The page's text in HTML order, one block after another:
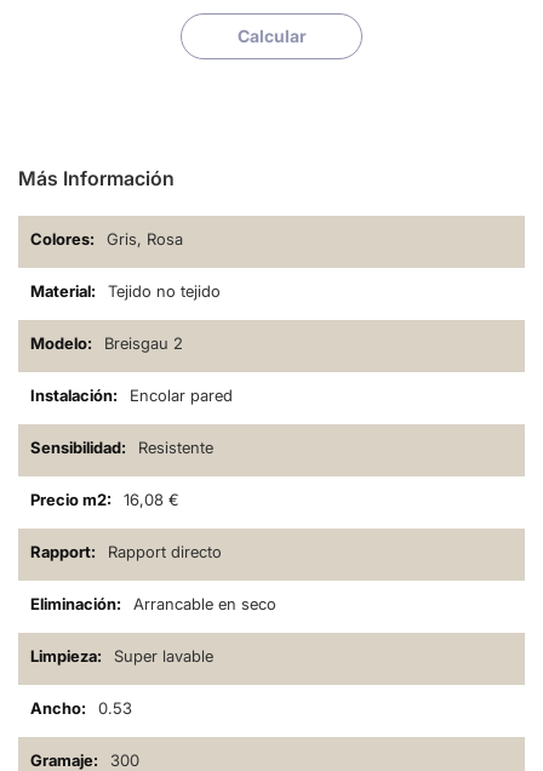
tonalidad con un resultado de decoración increíble
Calcular
Más Información
Gris, Rosa
Tejido no tejido
Breisgau 2
Encolar pared
Resistente
16,08 €
Rapport directo
Arrancable en seco
Super lavable
0.53
300